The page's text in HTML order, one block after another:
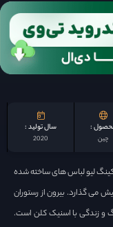
:
چين
سال تولید :
2020
کینگ لیو لباس های ساخته شده
می گذارد. بیرون از رستوران
و زندگی با اسنیک کلن است.